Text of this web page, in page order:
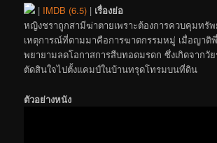
| IMDB (6.5) | เรื่องย่อ
หญิงชราถูกสามีฆ่าตายเพราะต้องการควบคุมทรั
เหตุการณ์ที่ตามมาคือการฆาตกรรมหมู่ เมื่อญาติ
พยายามลดโอกาสการสืบทอดมรดก ซึ่งเกิดจากวั
ตัดสินใจไปตั้งแคมป์ในบ้านทรุดโทรมบนที่ดิน
ตัวอย่างหนัง